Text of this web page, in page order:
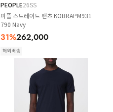
PEOPLE26SS
피플 스트레이트 팬츠 KOBRAPM931
790 Navy
31%262,000
해외배송